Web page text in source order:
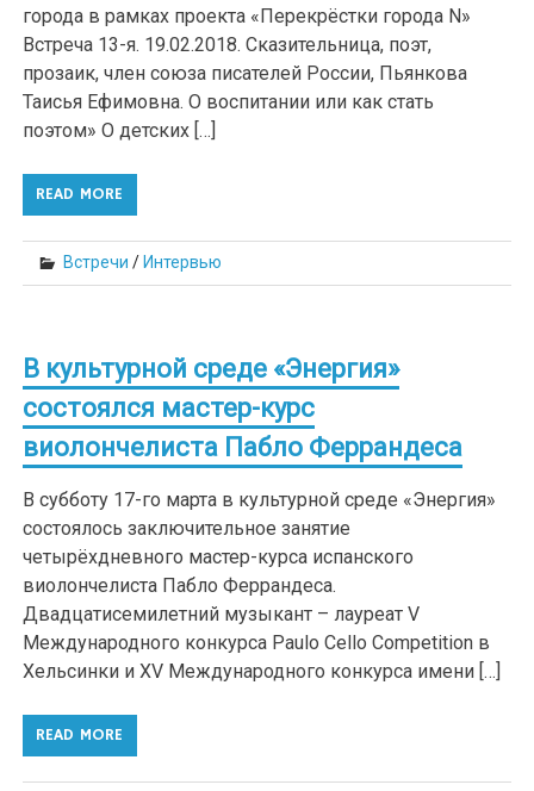
города в рамках проекта «Перекрёстки города N»
Встреча 13-я. 19.02.2018. Сказительница, поэт,
прозаик, член союза писателей России, Пьянкова
Таисья Ефимовна. О воспитании или как стать
поэтом» О детских […]
READ MORE
Встречи / Интервью
В культурной среде «Энергия»
состоялся мастер-курс
виолончелиста Пабло Феррандеса
В субботу 17-го марта в культурной среде «Энергия»
состоялось заключительное занятие
четырёхдневного мастер-курса испанского
виолончелиста Пабло Феррандеса.
Двадцатисемилетний музыкант – лауреат V
Международного конкурса Paulo Cello Competition в
Хельсинки и XV Международного конкурса имени […]
READ MORE